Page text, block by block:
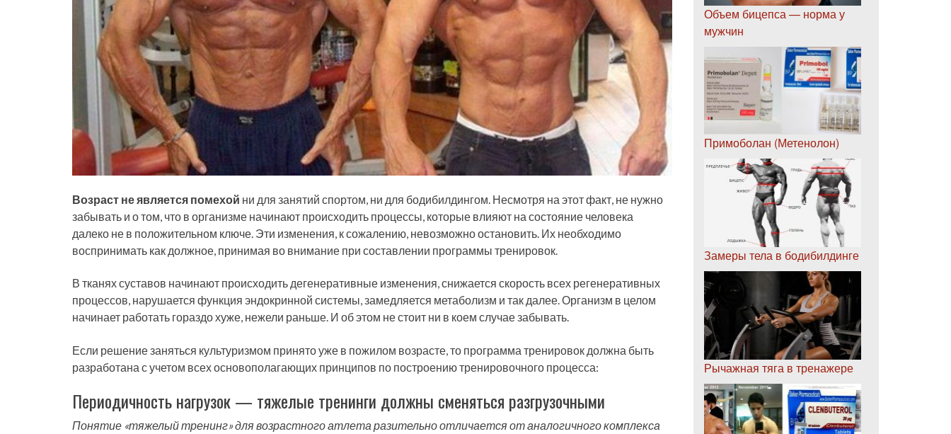
Возраст не является помехой ни для занятий спортом, ни для бодибилдингом. Несмотря на этот факт, не нужно
забывать и о том, что в организме начинают происходить процессы, которые влияют на состояние человека
далеко не в положительном ключе. Эти изменения, к сожалению, невозможно остановить. Их необходимо
воспринимать как должное, принимая во внимание при составлении программы тренировок.
В тканях суставов начинают происходить дегенеративные изменения, снижается скорость всех регенеративных
процессов, нарушается функция эндокринной системы, замедляется метаболизм и так далее. Организм в целом
начинает работать гораздо хуже, нежели раньше. И об этом не стоит ни в коем случае забывать.
Если решение заняться культуризмом принято уже в пожилом возрасте, то программа тренировок должна быть
разработана с учетом всех основополагающих принципов по построению тренировочного процесса:
Периодичность нагрузок — тяжелые тренинги должны сменяться разгрузочными
Понятие «тяжелый тренинг» для возрастного атлета разительно отличается от аналогичного комплекса
Объем бицепса — норма у
мужчин
Примоболан (Метенолон)
Замеры тела в бодибилдинге
Рычажная тяга в тренажере